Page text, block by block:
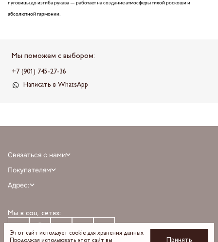
пуговицы до изгиба рукава — работает на создание атмосферы тихой роскоши и
абсолютной гармонии.
Мы поможем с выбором:
+7 (901) 745-27-36
Написать в WhatsApp
Мы в соц. сетях:
Связаться с нами
+7 (968) 388-77-75
Написать в MAX
Покупателям
Личный кабинет
О бренде
Оплата
Доставка
Адрес:
Время работы: пн-вс 10:00 — 22:00
Этот сайт использует cookie для хранения данных
Продолжая использовать этот сайт вы
Принять